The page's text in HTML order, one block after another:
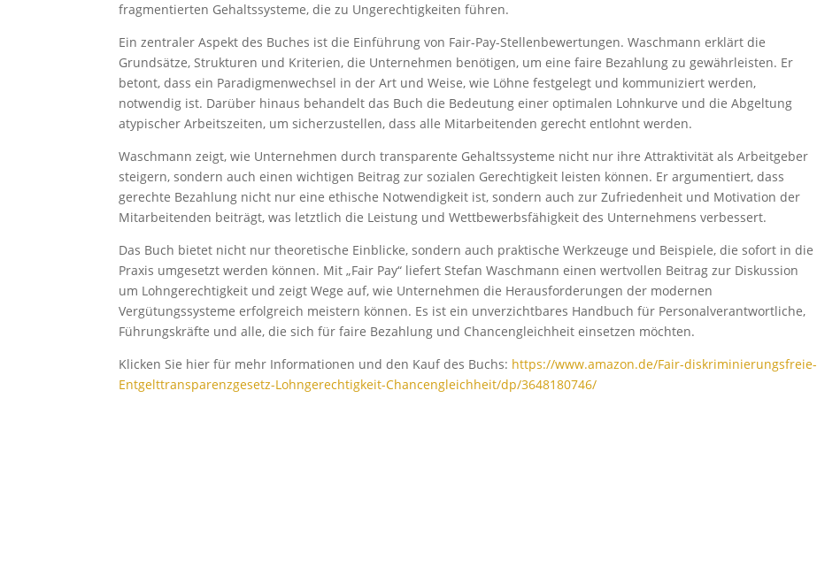
fragmentierten Gehaltssysteme, die zu Ungerechtigkeiten führen.
Ein zentraler Aspekt des Buches ist die Einführung von Fair-Pay-Stellenbewertungen. Waschmann erklärt die
Grundsätze, Strukturen und Kriterien, die Unternehmen benötigen, um eine faire Bezahlung zu gewährleisten. Er
betont, dass ein Paradigmenwechsel in der Art und Weise, wie Löhne festgelegt und kommuniziert werden,
notwendig ist. Darüber hinaus behandelt das Buch die Bedeutung einer optimalen Lohnkurve und die Abgeltung
atypischer Arbeitszeiten, um sicherzustellen, dass alle Mitarbeitenden gerecht entlohnt werden.
Waschmann zeigt, wie Unternehmen durch transparente Gehaltssysteme nicht nur ihre Attraktivität als Arbeitgeber
steigern, sondern auch einen wichtigen Beitrag zur sozialen Gerechtigkeit leisten können. Er argumentiert, dass
gerechte Bezahlung nicht nur eine ethische Notwendigkeit ist, sondern auch zur Zufriedenheit und Motivation der
Mitarbeitenden beiträgt, was letztlich die Leistung und Wettbewerbsfähigkeit des Unternehmens verbessert.
Das Buch bietet nicht nur theoretische Einblicke, sondern auch praktische Werkzeuge und Beispiele, die sofort in die
Praxis umgesetzt werden können. Mit „Fair Pay“ liefert Stefan Waschmann einen wertvollen Beitrag zur Diskussion
um Lohngerechtigkeit und zeigt Wege auf, wie Unternehmen die Herausforderungen der modernen
Vergütungssysteme erfolgreich meistern können. Es ist ein unverzichtbares Handbuch für Personalverantwortliche,
Führungskräfte und alle, die sich für faire Bezahlung und Chancengleichheit einsetzen möchten.
Klicken Sie hier für mehr Informationen und den Kauf des Buchs: https://www.amazon.de/Fair-diskriminierungsfreie-
Entgelttransparenzgesetz-Lohngerechtigkeit-Chancengleichheit/dp/3648180746/